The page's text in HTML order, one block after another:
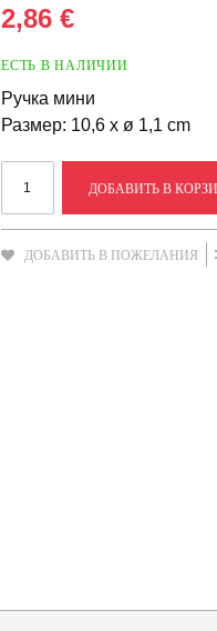
2,86 €
ЕСТЬ В НАЛИЧИИ
Ручка мини
Размер: 10,6 x ø 1,1 cm
ДОБАВИТЬ В
ДОБАВИТЬ В ПОЖЕЛАНИЯ